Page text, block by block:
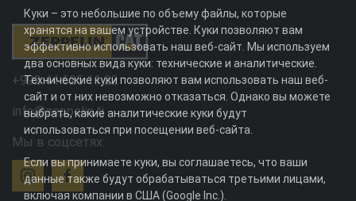
+992 44 625 11 22
info@zeppelin.tj
Мы в соцсетях:
Куки – это небольшие по объему файлы, которые
хранятся на вашем устройстве. Куки позволяют вам
эффективно использовать наш веб-сайт. Мы используем
два основных вида куки: технические и аналитические.
Технические куки позволяют вам использовать наш веб-
сайт и от них невозможно отказаться. Однако вы можете
выбрать, какие аналитические куки будут
использоваться при посещении веб-сайта.
Если вы принимаете куки, вы соглашаетесь, что ваши
данные также будут обрабатываться третьими лицами,
включая компании в США (Google Inc.).